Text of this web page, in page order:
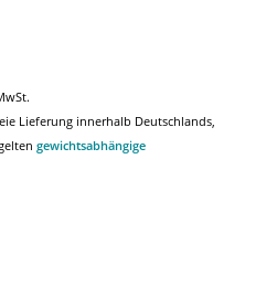
Lieferung innerhalb Deutschlands,
gewichtsabhängige